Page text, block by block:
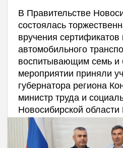
В Правительстве
состоялась
вручения
автомобильного
воспитывающим семь и
мероприятии приняли
губернатора региона
министр труда и
Новосибирской